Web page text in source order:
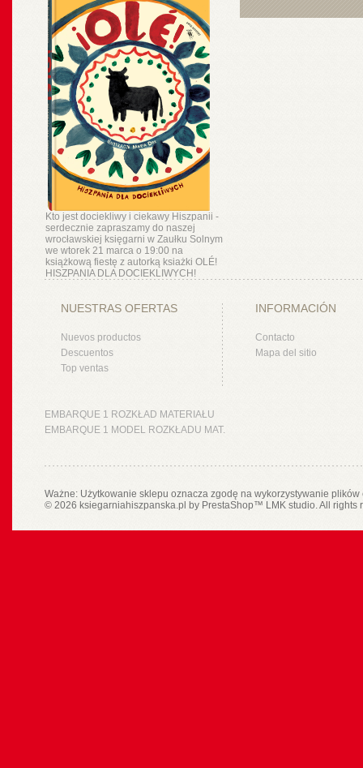
Kto jest dociekliwy i ciekawy Hiszpanii -
serdecznie zapraszamy do naszej
wrocławskiej księgarni w Zaułku Solnym
we wtorek 21 marca o 19:00 na
książkową fiestę z autorką ksiażki OLÉ!
HISZPANIA DLA DOCIEKLIWYCH!
NUESTRAS OFERTAS
Nuevos productos
Descuentos
Top ventas
INFORMACIÓN
Contacto
Mapa del sitio
EMBARQUE 1 ROZKŁAD MATERIAŁU
EMBARQUE 1 MODEL ROZKŁADU MAT.
Ważne: Użytkowanie sklepu oznacza zgodę na wykorzystywanie
© 2026 ksiegarniahiszpanska.pl by PrestaShop™ LMK studio. All rights